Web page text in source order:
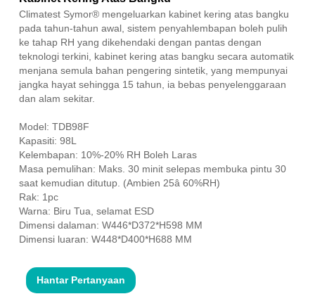
Climatest Symor® mengeluarkan kabinet kering atas bangku
pada tahun-tahun awal, sistem penyahlembapan boleh pulih
ke tahap RH yang dikehendaki dengan pantas dengan
teknologi terkini, kabinet kering atas bangku secara automatik
menjana semula bahan pengering sintetik, yang mempunyai
jangka hayat sehingga 15 tahun, ia bebas penyelenggaraan
dan alam sekitar.
Model: TDB98F
Kapasiti: 98L
Kelembapan: 10%-20% RH Boleh Laras
Masa pemulihan: Maks. 30 minit selepas membuka pintu 30
saat kemudian ditutup. (Ambien 25â 60%RH)
Rak: 1pc
Warna: Biru Tua, selamat ESD
Dimensi dalaman: W446*D372*H598 MM
Dimensi luaran: W448*D400*H688 MM
Hantar Pertanyaan